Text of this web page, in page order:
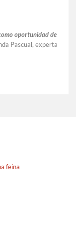
oportunidad de
Pascual, experta
feina